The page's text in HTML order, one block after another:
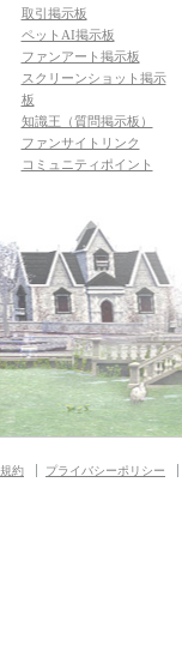
取引掲示板
ペットAI掲示板
ファンアート掲示板
スクリーンショット掲示
板
知識王（質問掲示板）
ファンサイトリンク
コミュニティポイント
約 プライバシーポリシー